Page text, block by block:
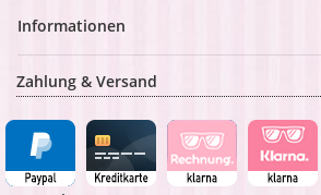
Informationen
Zahlung & Versand